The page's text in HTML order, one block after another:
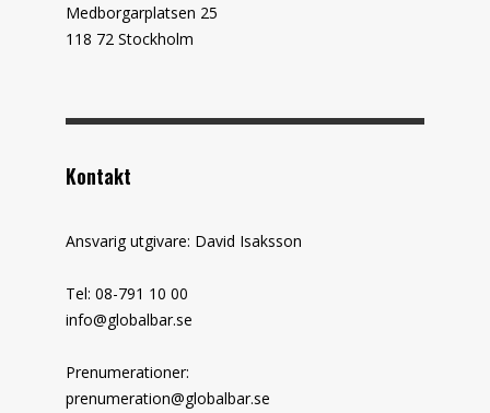
Medborgarplatsen 25
118 72 Stockholm
Kontakt
Ansvarig utgivare: David Isaksson
Tel: 08-791 10 00
info@globalbar.se
Prenumerationer:
prenumeration@globalbar.se